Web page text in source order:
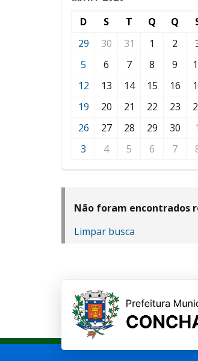
D
S T Q Q
29
30 31 1 2
5
6 7 8 9
12
13 14 15 16
19
20 21 22 23
26
27 28 29 30 1
3
4 5 6 7
Não foram encontrados
Limpar busca